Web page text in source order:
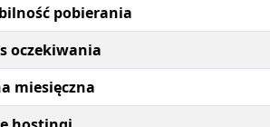
pobierania
oczekiwania
miesięczna